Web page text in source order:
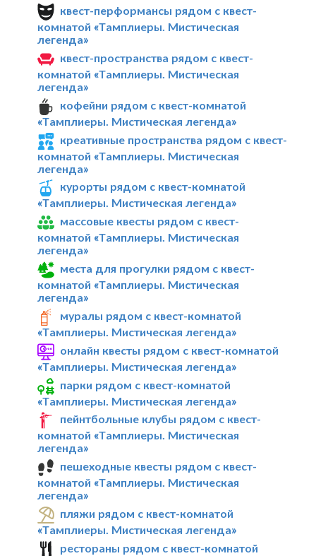
квест-перформансы рядом с квест-
комнатой «Тамплиеры. Мистическая
легенда»
квест-пространства рядом с квест-
комнатой «Тамплиеры. Мистическая
легенда»
кофейни рядом с квест-комнатой
«Тамплиеры. Мистическая легенда»
креативные пространства рядом с квест-
комнатой «Тамплиеры. Мистическая
легенда»
курорты рядом с квест-комнатой
«Тамплиеры. Мистическая легенда»
массовые квесты рядом с квест-
комнатой «Тамплиеры. Мистическая
легенда»
места для прогулки рядом с квест-
комнатой «Тамплиеры. Мистическая
легенда»
муралы рядом с квест-комнатой
«Тамплиеры. Мистическая легенда»
онлайн квесты рядом с квест-комнатой
«Тамплиеры. Мистическая легенда»
парки рядом с квест-комнатой
«Тамплиеры. Мистическая легенда»
пейнтбольные клубы рядом с квест-
комнатой «Тамплиеры. Мистическая
легенда»
пешеходные квесты рядом с квест-
комнатой «Тамплиеры. Мистическая
легенда»
пляжи рядом с квест-комнатой
«Тамплиеры. Мистическая легенда»
рестораны рядом с квест-комнатой